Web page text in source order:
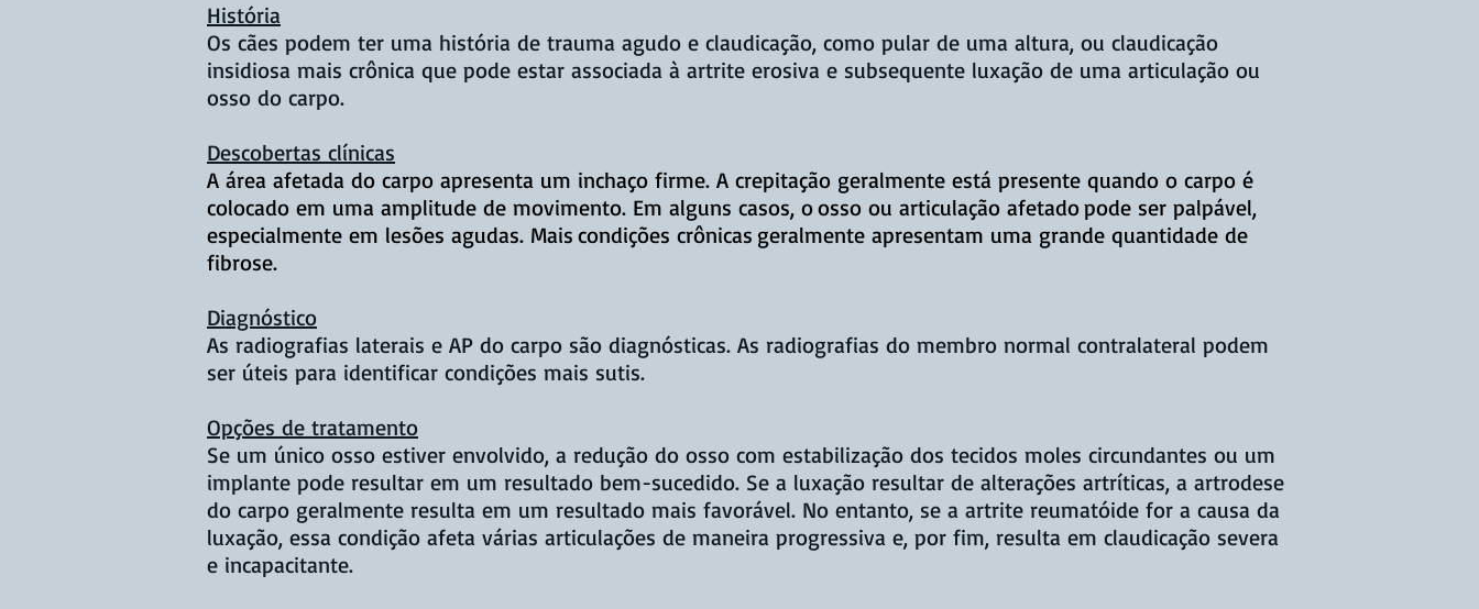
História
Os cães podem ter uma história de trauma agudo e claudicação, como pular de uma altura, ou claudicação
insidiosa mais crônica que pode estar associada à artrite erosiva e subsequente luxação de uma articulação ou
osso do carpo.
Descobertas clínicas
A área afetada do carpo apresenta um inchaço firme. A crepitação geralmente está presente quando o carpo é
colocado em uma amplitude de movimento. Em alguns casos, oosso ou articulação afetadopode ser palpável,
especialmente em lesões agudas. Mais condições crônicas geralmente apresentam uma grande quantidade de
fibrose.
Diagnóstico
As radiografias laterais e AP do carpo são diagnósticas. As radiografias do membro normal contralateral podem
ser úteis para identificar condições mais sutis.
Opções de tratamento
Se um único osso estiver envolvido, a redução do osso com estabilização dos tecidos moles circundantes ou um
implante pode resultar em um resultado bem-sucedido. Se a luxação resultar de alterações artríticas, a artrodese
do carpo geralmente resulta em um resultado mais favorável. No entanto, se a artrite reumatóide for a causa da
luxação, essa condição afeta várias articulações de maneira progressiva e, por fim, resulta em claudicação severa
e incapacitante.